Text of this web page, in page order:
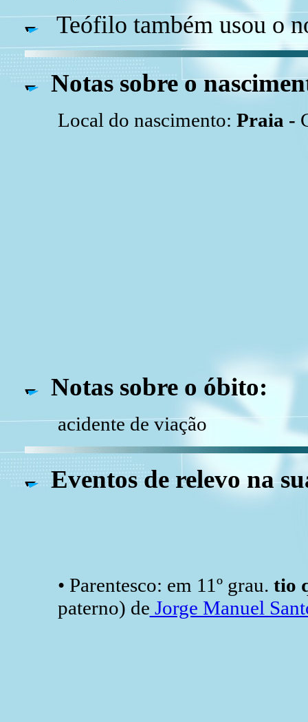
Teófilo também usou o
Notas sobre o
Local do nascimento: Praia -
Notas sobre o óbito:
acidente de viação
Eventos de relevo na
• Parentesco: em 11º grau. tio
paterno) de Jorge Manuel